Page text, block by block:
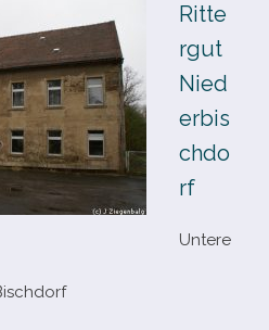
Ritte
rgut
Nied
erbis
chdo
rf
Untere